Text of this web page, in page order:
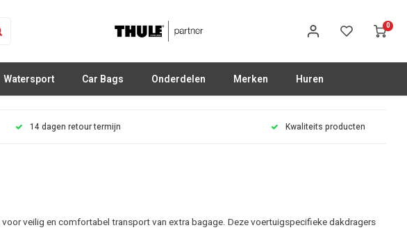
0
Watersport Car Bags Onderdelen Merken Huren
14 dagen retour termijn Kwaliteits producten
voor veilig en comfortabel transport van extra bagage. Deze voertuigspecifieke dakdragers